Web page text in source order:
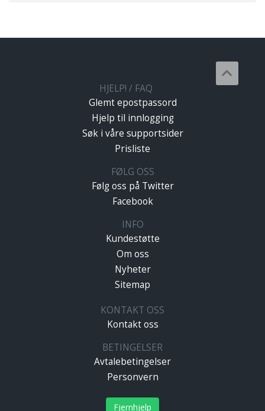
HJELP! / FAQ
Glemt epostpassord
Hjelp til innlogging
Søk i våre supportsider
Prisliste
FØLG OSS
Følg oss på Twitter
Facebook
INFO
Kundestøtte
Om oss
Nyheter
Sitemap
KONTAKT OSS
Kontakt oss
BETINGELSER
Avtalebetingelser
Personvern
Fjernhjelp